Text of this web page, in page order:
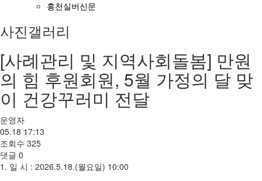
홍천실버신문
사진갤러리
[사례관리 및 지역사회돌봄] 만원
의 힘 후원회원, 5월 가정의 달 맞
이 건강꾸러미 전달
운영자
05.18 17:13
조회수 325
댓글 0
1. 일 시 : 2026.5.18.(월요일) 10:00